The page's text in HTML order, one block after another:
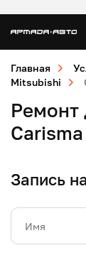
Главная
Mitsubishi
Ремонт
Carisma
Запись
Имя